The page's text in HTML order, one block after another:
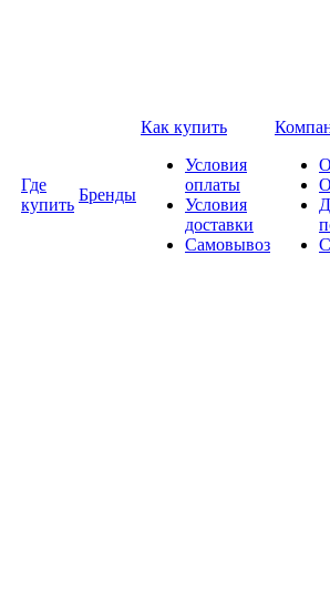
Где
купить
Бренды
Как купить
Условия
оплаты
Условия
доставки
Самовывоз